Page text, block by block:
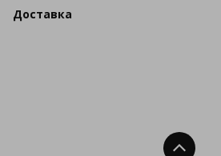
Доставка
Нагоре